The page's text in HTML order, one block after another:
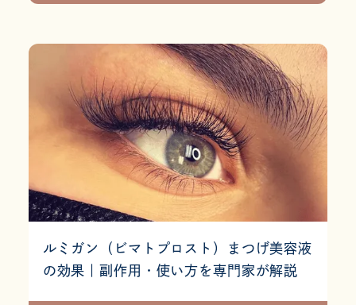
ルミガン（ビマトプロスト）まつげ美容液
の効果｜副作用・使い方を専門家が解説